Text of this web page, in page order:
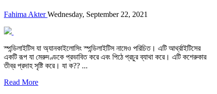
Fahima AkterWednesday, September 22, 2021
স্পন্ডিলাইটিস যা অ্যানকাইলোসিং স্পন্ডিলাইটিস নামেও পরিচিত। এটি আর্থ্রাইটিসের
একটি রূপ যা মেরুদণ্ডকে প্রভাবিত করে এবং পিঠে প্রচুর ব্যাথা করে। এটি কশেরুকার
তীব্র প্রদাহ সৃষ্টি করে। যা ক?? ...
Read More